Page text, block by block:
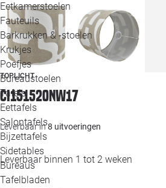
Eetkamerstoelen
Fauteuils
Barkrukken & -stoelen
Krukjes
Poefjes
Bureaustoelen
Tafels
Eettafels
Salontafels
Bijzettafels
Sidetables
Bureaus
Tafelbladen
TOPLICHT
CI151520NW17
Leverbaar in8 uitvoeringen
Leverbaar binnen 1 tot 2 weken